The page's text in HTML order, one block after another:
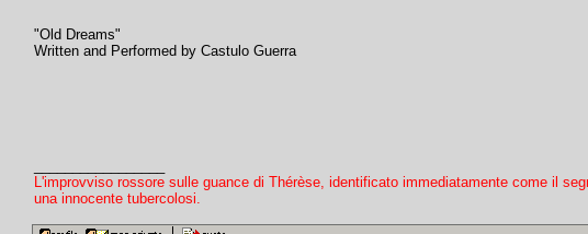
"Old Dreams"
Written and Performed by Castulo Guerra
L'improvviso rossore sulle guance di Thérèse, identificato immediatamente come il
una innocente tubercolosi.